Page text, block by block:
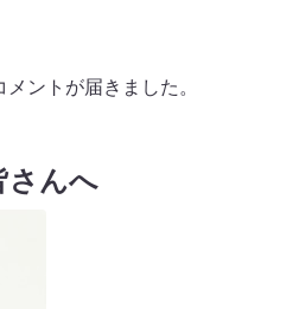
ントが届きました。
さんへ